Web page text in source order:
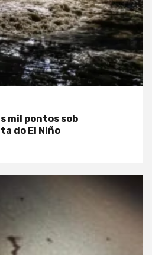
mil pontos sob
do El Niño